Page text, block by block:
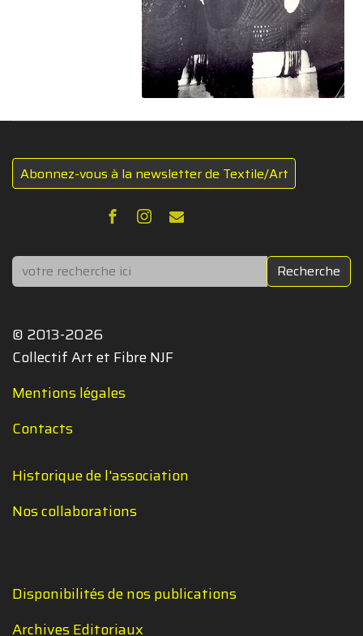
Abonnez-vous à la newsletter de Textile/Art
Rechercher Recherche
© 2013-2026
Collectif Art et Fibre NJF
Mentions légales
Contacts
Historique de l'association
Nos collaborations
Disponibilités de nos publications
Archives Editoriaux